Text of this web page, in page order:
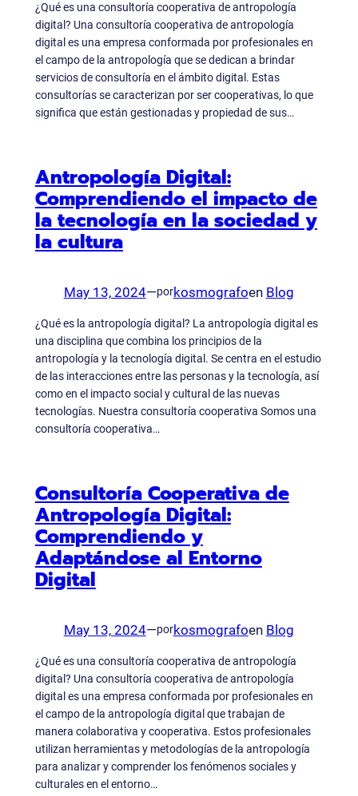
¿Qué es una consultoría cooperativa de antropología
digital? Una consultoría cooperativa de antropología
digital es una empresa conformada por profesionales en
el campo de la antropología que se dedican a brindar
servicios de consultoría en el ámbito digital. Estas
consultorías se caracterizan por ser cooperativas, lo que
significa que están gestionadas y propiedad de sus…
Antropología Digital:
Comprendiendo el impacto de
la tecnología en la sociedad y
la cultura
May 13, 2024—porkosmografoen Blog
¿Qué es la antropología digital? La antropología digital es
una disciplina que combina los principios de la
antropología y la tecnología digital. Se centra en el estudio
de las interacciones entre las personas y la tecnología, así
como en el impacto social y cultural de las nuevas
tecnologías. Nuestra consultoría cooperativa Somos una
consultoría cooperativa…
Consultoría Cooperativa de
Antropología Digital:
Comprendiendo y
Adaptándose al Entorno
Digital
May 13, 2024—porkosmografoen Blog
¿Qué es una consultoría cooperativa de antropología
digital? Una consultoría cooperativa de antropología
digital es una empresa conformada por profesionales en
el campo de la antropología digital que trabajan de
manera colaborativa y cooperativa. Estos profesionales
utilizan herramientas y metodologías de la antropología
para analizar y comprender los fenómenos sociales y
culturales en el entorno…